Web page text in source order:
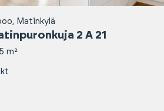
Matinkylä
2 A 21
m²
kt